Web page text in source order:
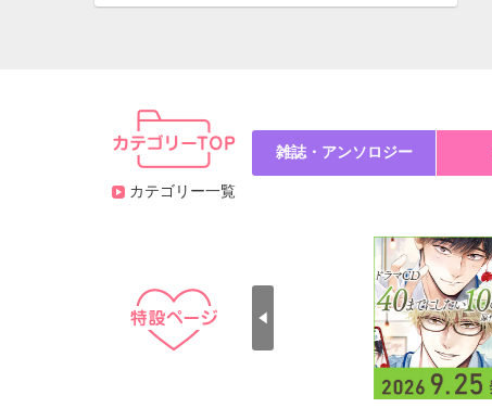
カテゴリー一覧
雑誌・アンソロジー